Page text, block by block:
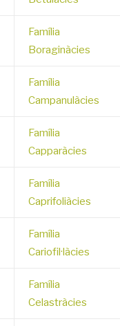
Família
Boraginàcies
Família
Campanulàcies
Família
Capparàcies
Família
Caprifoliàcies
Família
Cariofil·làcies
Família
Celastràcies